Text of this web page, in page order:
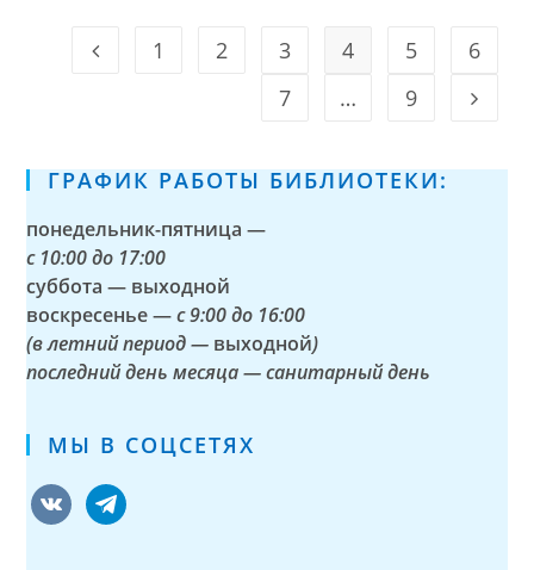
СКАЗОЧНЫМИ
ГЕРОЯМИ
Go to the previous page
1 2 3 4 5
6
7
… 9 Go to
ГРАФИК РАБОТЫ БИБЛИОТЕКИ:
понедельник-пятница —
с 10:00 до 17:00
суббота — выходной
воскресенье —с 9:00 до 16:00
(в летний период — выходной)
последний день месяца — санитарный день
МЫ В СОЦСЕТЯХ
vkontaktetelegram